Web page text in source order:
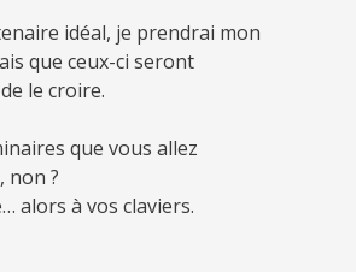
idéal, je prendrai mon
que ceux-ci seront
le croire.
que vous allez
non ?
alors à vos claviers.